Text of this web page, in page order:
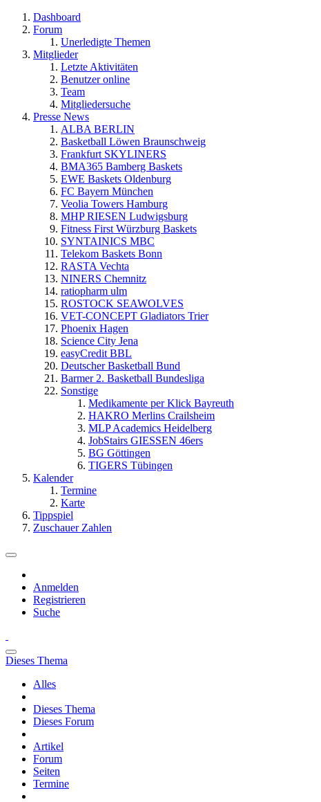
Dashboard
Forum
Unerledigte Themen
Mitglieder
Letzte Aktivitäten
Benutzer online
Team
Mitgliedersuche
Presse News
ALBA BERLIN
Basketball Löwen Braunschweig
Frankfurt SKYLINERS
BMA365 Bamberg Baskets
EWE Baskets Oldenburg
FC Bayern München
Veolia Towers Hamburg
MHP RIESEN Ludwigsburg
Fitness First Würzburg Baskets
SYNTAINICS MBC
Telekom Baskets Bonn
RASTA Vechta
NINERS Chemnitz
ratiopharm ulm
ROSTOCK SEAWOLVES
VET-CONCEPT Gladiators Trier
Phoenix Hagen
Science City Jena
easyCredit BBL
Deutscher Basketball Bund
Barmer 2. Basketball Bundesliga
Sonstige
Medikamente per Klick Bayreuth
HAKRO Merlins Crailsheim
MLP Academics Heidelberg
JobStairs GIESSEN 46ers
BG Göttingen
TIGERS Tübingen
Kalender
Termine
Karte
Tippspiel
Zuschauer Zahlen
Anmelden
Registrieren
Suche
Dieses Thema
Alles
Dieses Thema
Dieses Forum
Artikel
Forum
Seiten
Termine